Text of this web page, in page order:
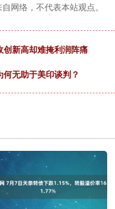
网络，不代表本站观点。
新高却难掩利润阵痛
无助于美印谈判？